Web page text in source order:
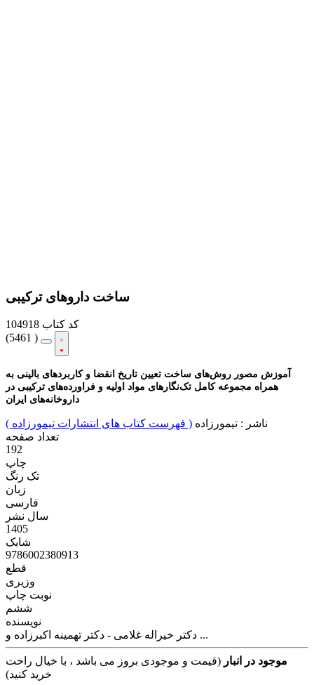
ساخت داروهای ترکیبی
کد کتاب 104918
(5461 )
آموزش مصور روش‌های ساخت تعیین تاریخ انقضا و کاربردهای بالینی به
همراه مجموعه کامل تک‌نگارهای مواد اولیه و فراورده‌های ترکیبی در
داروخانه‌های ایران
ناشر : تیمورزاده ( فهرست کتاب های انتشارات تیمورزاده )
تعداد صفحه
192
چاپ
تک رنگ
زبان
فارسی
سال نشر
1405
شابک
9786002380913
قطع
وزیری
نوبت چاپ
ششم
نویسنده
دکتر خیراله غلامی - دکتر تهمینه اکبرزاده و ...
موجود در انبار (قیمت و موجودی بروز می باشد ، با خیال راحت
خرید کنید)